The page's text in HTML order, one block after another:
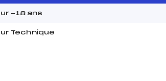
-18 ans
Technique